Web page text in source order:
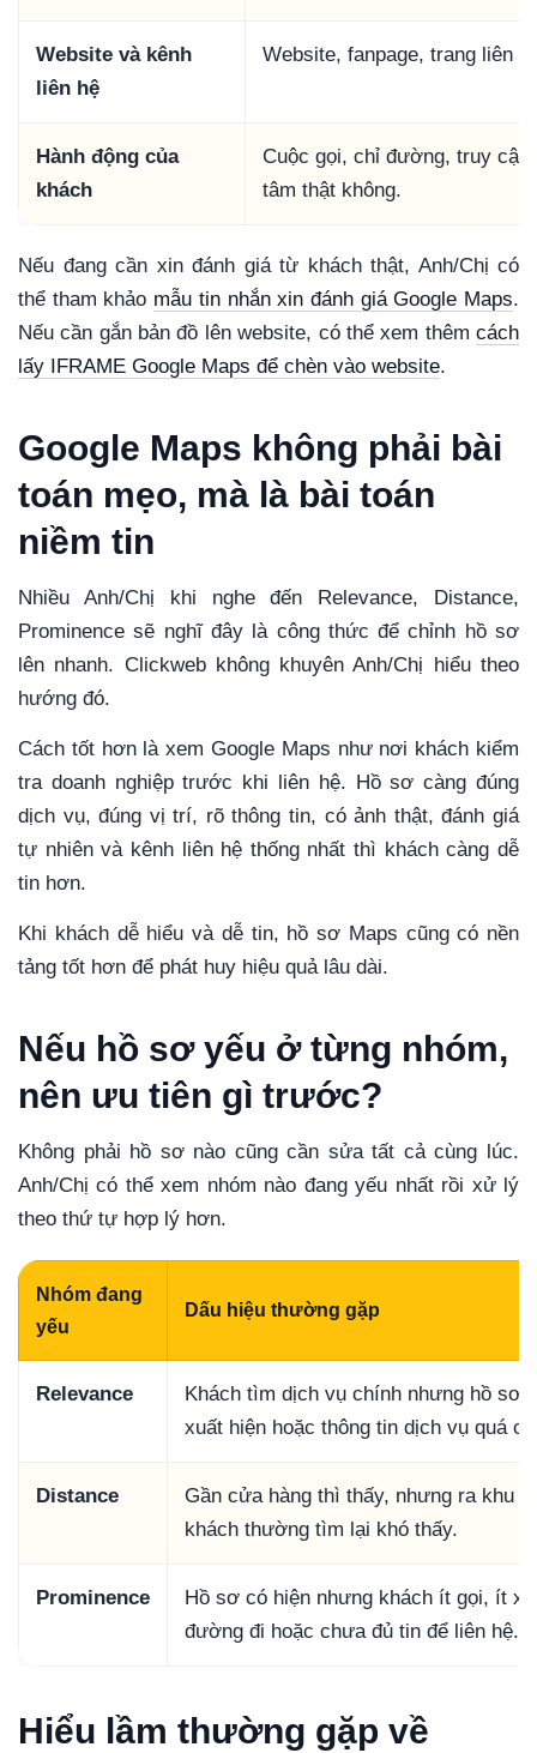
Website và kênh
liên hệ
Website, fanpage, trang liên
Hành động của
khách
Cuộc gọi, chỉ đường, truy cập
tâm thật không.
Nếu đang cần xin đánh giá từ khách thật, Anh/Chị có
thể tham khảo mẫu tin nhắn xin đánh giá Google Maps.
Nếu cần gắn bản đồ lên website, có thể xem thêm cách
lấy IFRAME Google Maps để chèn vào website.
Google Maps không phải bài
toán mẹo, mà là bài toán
niềm tin
Nhiều Anh/Chị khi nghe đến Relevance, Distance,
Prominence sẽ nghĩ đây là công thức để chỉnh hồ sơ
lên nhanh. Clickweb không khuyên Anh/Chị hiểu theo
hướng đó.
Cách tốt hơn là xem Google Maps như nơi khách kiểm
tra doanh nghiệp trước khi liên hệ. Hồ sơ càng đúng
dịch vụ, đúng vị trí, rõ thông tin, có ảnh thật, đánh giá
tự nhiên và kênh liên hệ thống nhất thì khách càng dễ
tin hơn.
Khi khách dễ hiểu và dễ tin, hồ sơ Maps cũng có nền
tảng tốt hơn để phát huy hiệu quả lâu dài.
Nếu hồ sơ yếu ở từng nhóm,
nên ưu tiên gì trước?
Không phải hồ sơ nào cũng cần sửa tất cả cùng lúc.
Anh/Chị có thể xem nhóm nào đang yếu nhất rồi xử lý
theo thứ tự hợp lý hơn.
Nhóm đang
yếu
Dấu hiệu thường gặp
Relevance
Khách tìm dịch vụ chính nhưng hồ sơ
xuất hiện hoặc thông tin dịch vụ quá
Distance
Gần cửa hàng thì thấy, nhưng ra khu
khách thường tìm lại khó thấy.
Prominence
Hồ sơ có hiện nhưng khách ít gọi, ít
đường đi hoặc chưa đủ tin để liên hệ.
Hiểu lầm thường gặp về